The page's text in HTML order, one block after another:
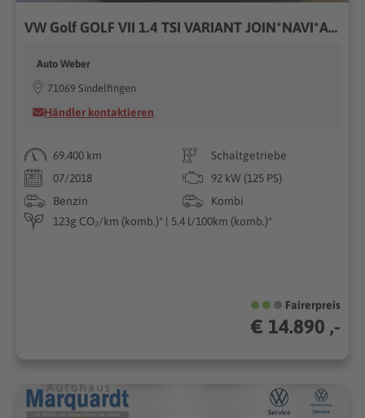
VW Golf GOLF VII 1.4 TSI VARIANT JOIN*NAVI*ACC*MFL*LM*
Auto Weber
71069 Sindelfingen
Händler kontaktieren
69.400 km
Schaltgetriebe
07/2018
92 kW (125 PS)
Benzin
Kombi
123g CO₂/km (komb.)* | 5.4 l/100km (komb.)*
Fairerpreis
€ 14.890 ,-